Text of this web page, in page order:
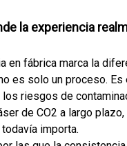
la experiencia
en fábrica marca la
es solo un proceso.
riesgos de
de CO2 a largo
importa.